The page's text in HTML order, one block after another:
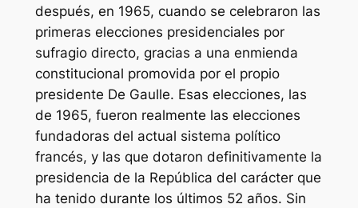
después, en 1965, cuando se celebraron las
primeras elecciones presidenciales por
sufragio directo, gracias a una enmienda
constitucional promovida por el propio
presidente De Gaulle. Esas elecciones, las
de 1965, fueron realmente las elecciones
fundadoras del actual sistema político
francés, y las que dotaron definitivamente la
presidencia de la República del carácter que
ha tenido durante los últimos 52 años. Sin